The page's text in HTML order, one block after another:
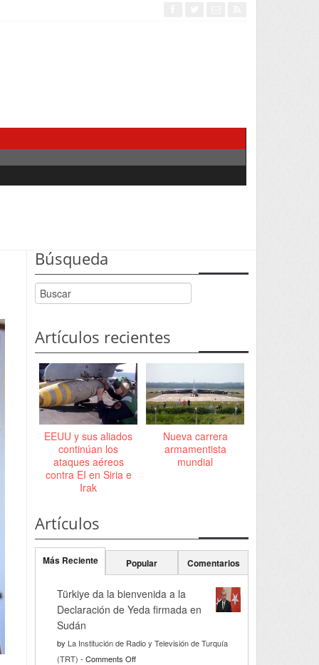
Búsqueda
Artículos recientes
EEUU y sus aliados
continúan los
ataques aéreos
contra EI en Siria e
Irak
Nueva carrera
armamentista
mundial
Artículos
Más Reciente Popular Comentarios
Türkiye da la bienvenida a la
Declaración de Yeda firmada en
Sudán
by La Institución de Radio y Televisión de Turquía
(TRT) - Comments Offon